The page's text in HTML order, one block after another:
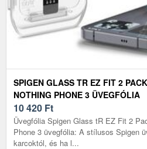
SPIGEN GLASS TR EZ FIT 2
NOTHING PHONE 3 ÜVEGFÓLIA
10 420 Ft
Üvegfólia Spigen Glass tR EZ Fit 2
Phone 3 üvegfólia: A stílusos Spigen
karcoktól, és ha l...